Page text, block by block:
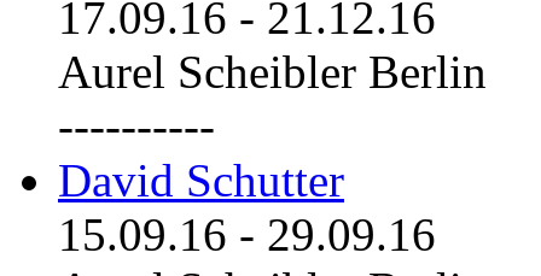
17.09.16 - 21.12.16
Aurel Scheibler Berlin
----------
David Schutter
15.09.16 - 29.09.16